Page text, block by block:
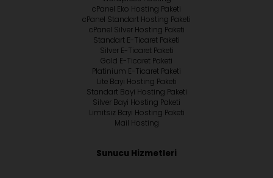
cPanel Eko Hosting Paketi
cPanel Standart Hosting Paketi
cPanel Silver Hosting Paketi
Standart E-Ticaret Paketi
Silver E-Ticaret Paketi
Gold E-Ticaret Paketi
Platinium E-Ticaret Paketi
Lite Bayi Hosting Paketi
Standart Bayi Hosting Paketi
Silver Bayi Hosting Paketi
Limitsiz Bayi Hosting Paketi
Mail Hosting
Sunucu Hizmetleri